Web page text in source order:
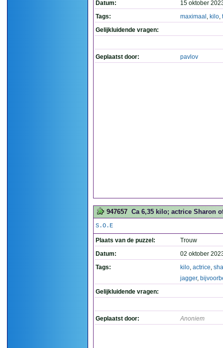
Datum:
15 oktober
Tags:
maximaal , kilo,
Gelijkluidende vragen:
Geplaatst door: pavlov
947657 Ca 6,35 kilo; actrice Sharon
S.O.E
Plaats van de puzzel:
Trouw
Datum:
02 oktober
Tags:
kilo, actrice,
jagger,
Gelijkluidende vragen:
Geplaatst door: Anoniem